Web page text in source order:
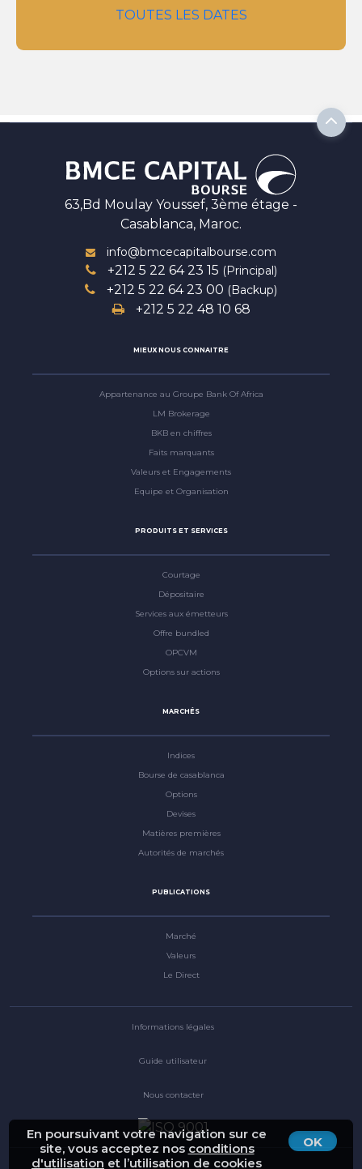
TOUTES LES DATES
OK
En poursuivant votre navigation sur ce
site, vous acceptez nos conditions
d'utilisation et l’utilisation de cookies
63,Bd Moulay Youssef, 3ème étage -
Casablanca, Maroc.
info@bmcecapitalbourse.com
+212 5 22 64 23 15 (Principal)
+212 5 22 64 23 00 (Backup)
+212 5 22 48 10 68
MIEUX NOUS CONNAITRE
Appartenance au Groupe Bank Of Africa
LM Brokerage
BKB en chiffres
Faits marquants
Valeurs et Engagements
Equipe et Organisation
PRODUITS ET SERVICES
Courtage
Dépositaire
Services aux émetteurs
Offre bundled
OPCVM
Options sur actions
MARCHÉS
Indices
Bourse de casablanca
Options
Devises
Matières premières
Autorités de marchés
PUBLICATIONS
Marché
Valeurs
Le Direct
Informations légales
Guide utilisateur
Nous contacter